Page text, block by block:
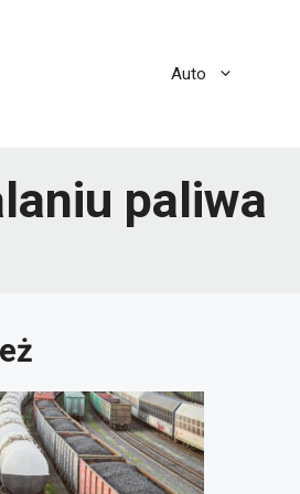
Auto
paliwa